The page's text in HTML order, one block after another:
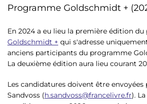
Programme Goldschmidt +
En 2024 a eu lieu la première édition
Goldschmidt + qui s'adresse
anciens participants du programme
La deuxième édition aura lieu courant
Les candidatures doivent être envoyées
Sandvoss (h.sandvoss@francelivre.fr).